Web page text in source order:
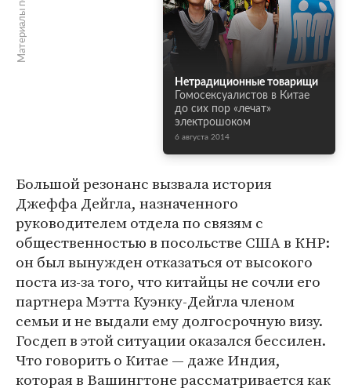
Нетрадиционные товарищи
Гомосексуалистов в Китае
до сих пор «лечат»
электрошоком
6 августа 2014
Большой резонанс вызвала история
Джеффа Дейгла, назначенного
руководителем отдела по связям с
общественностью в посольстве США в КНР:
он был вынужден отказаться от высокого
поста из-за того, что китайцы не сочли его
партнера Мэтта Куэнку-Дейгла членом
семьи и не выдали ему долгосрочную визу.
Госдеп в этой ситуации оказался бессилен.
Что говорить о Китае — даже Индия,
которая в Вашингтоне рассматривается как